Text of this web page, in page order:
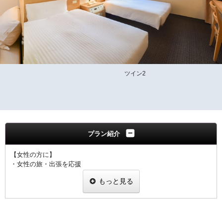
プラン紹介
【女性の方に】
・女性の旅・出張を応援
ピュアスマイル eyeしてる
もっと見る